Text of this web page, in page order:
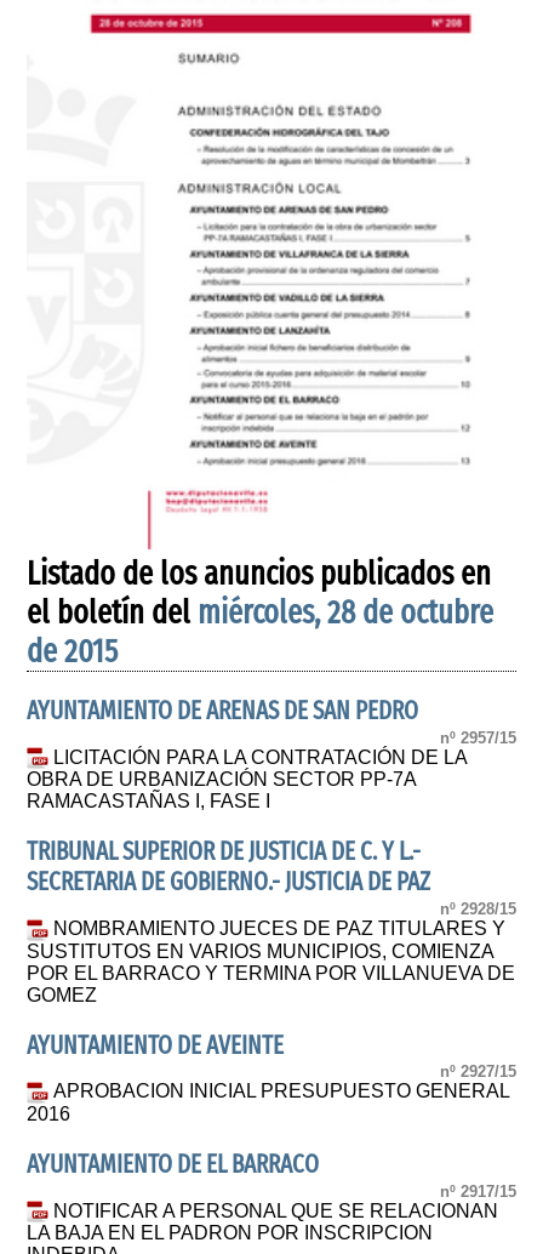
Listado de los anuncios publicados en
el boletín del miércoles, 28 de octubre
de 2015
AYUNTAMIENTO DE ARENAS DE SAN PEDRO
nº 2957/15
LICITACIÓN PARA LA CONTRATACIÓN DE LA
OBRA DE URBANIZACIÓN SECTOR PP-7A
RAMACASTAÑAS I, FASE I
TRIBUNAL SUPERIOR DE JUSTICIA DE C. Y L.-
SECRETARIA DE GOBIERNO.- JUSTICIA DE PAZ
nº 2928/15
NOMBRAMIENTO JUECES DE PAZ TITULARES Y
SUSTITUTOS EN VARIOS MUNICIPIOS, COMIENZA
POR EL BARRACO Y TERMINA POR VILLANUEVA DE
GOMEZ
AYUNTAMIENTO DE AVEINTE
nº 2927/15
APROBACION INICIAL PRESUPUESTO GENERAL
2016
AYUNTAMIENTO DE EL BARRACO
nº 2917/15
NOTIFICAR A PERSONAL QUE SE RELACIONAN
LA BAJA EN EL PADRON POR INSCRIPCION